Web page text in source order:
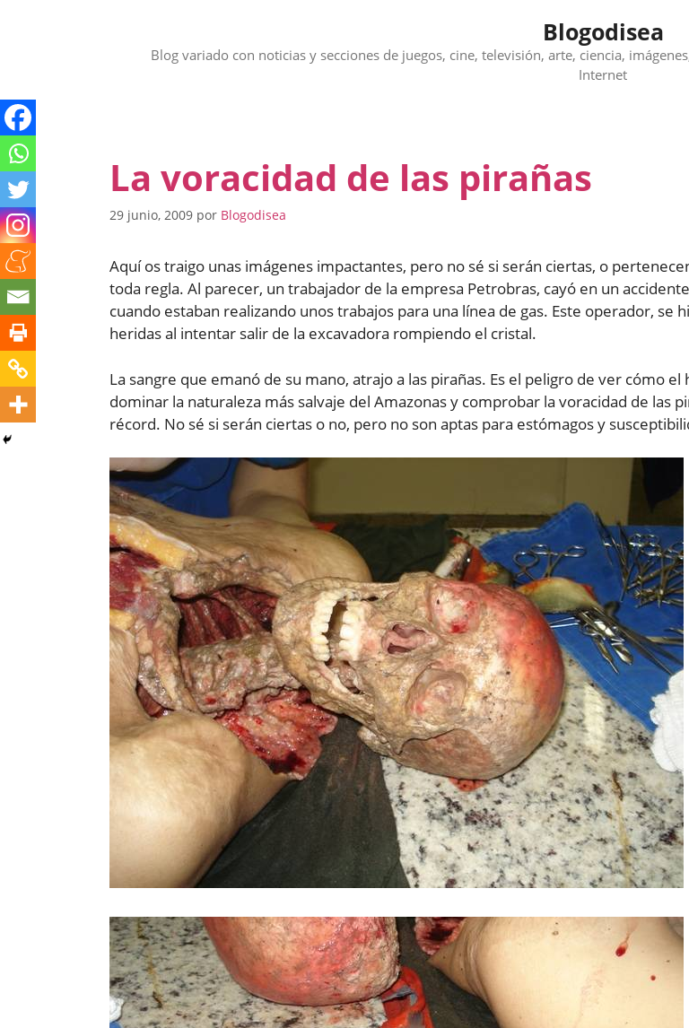
Blogodisea
Blog variado con noticias y secciones de juegos, cine, televisión, arte, ciencia,
Internet
La voracidad de las pirañas
29 junio, 2009 por Blogodisea
Aquí os traigo unas imágenes impactantes, pero no sé si serán ciertas, o
toda regla. Al parecer, un trabajador de la empresa Petrobras, cayó en un
cuando estaban realizando unos trabajos para una línea de gas. Este operador, se
heridas al intentar salir de la excavadora rompiendo el cristal.
La sangre que emanó de su mano, atrajo a las pirañas. Es el peligro de ver cómo
dominar la naturaleza más salvaje del Amazonas y comprobar la voracidad de las
récord. No sé si serán ciertas o no, pero no son aptas para estómagos y